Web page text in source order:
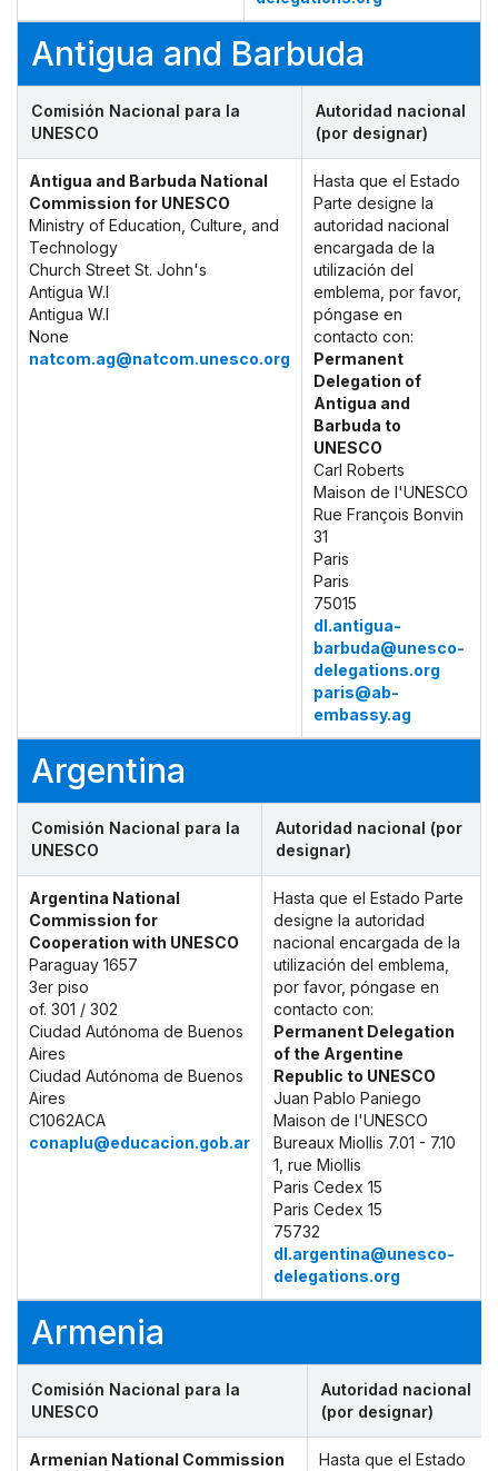
Antigua and Barbuda
Comisión Nacional para la
UNESCO
Autoridad nacional
(por designar)
Antigua and Barbuda National
Commission for UNESCO
Ministry of Education, Culture, and
Technology
Church Street St. John's
Antigua W.I
Antigua W.I
None
natcom.ag@natcom.unesco.org
Hasta que el Estado
Parte designe la
autoridad nacional
encargada de la
utilización del
emblema, por favor,
póngase en
contacto con:
Permanent
Delegation of
Antigua and
Barbuda to
UNESCO
Carl Roberts
Maison de l'UNESCO
Rue François Bonvin
31
Paris
Paris
75015
dl.antigua-
barbuda@unesco-
delegations.org
paris@ab-
embassy.ag
Argentina
Comisión Nacional para la
UNESCO
Autoridad nacional (por
designar)
Argentina National
Commission for
Cooperation with UNESCO
Paraguay 1657
3er piso
of. 301 / 302
Ciudad Autónoma de Buenos
Aires
Ciudad Autónoma de Buenos
Aires
C1062ACA
conaplu@educacion.gob.ar
Hasta que el Estado Parte
designe la autoridad
nacional encargada de la
utilización del emblema,
por favor, póngase en
contacto con:
Permanent Delegation
of the Argentine
Republic to UNESCO
Juan Pablo Paniego
Maison de l'UNESCO
Bureaux Miollis 7.01 - 7.10
1, rue Miollis
Paris Cedex 15
Paris Cedex 15
75732
dl.argentina@unesco-
delegations.org
Armenia
Comisión Nacional para la
UNESCO
Autoridad nacional
(por designar)
Armenian National Commission
Hasta que el Estado